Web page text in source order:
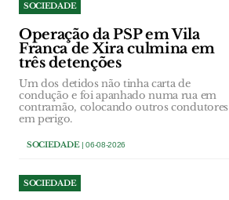
SOCIEDADE
Operação da PSP em Vila
Franca de Xira culmina em
três detenções
Um dos detidos não tinha carta de
condução e foi apanhado numa rua em
contramão, colocando outros condutores
em perigo.
SOCIEDADE| 06-08-2026
SOCIEDADE